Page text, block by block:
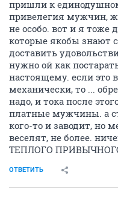
пришли к
привелегия мужчин,
не особо. вот и я тоже
которые якобы знают
доставить
нужно ой как
настоящему. если это
механически, то ...
надо, и тока после
платные мужчины. а
кого-то и заводит, но
веселят, не более.
ТЕПЛОГО
ОТВЕТИТЬ